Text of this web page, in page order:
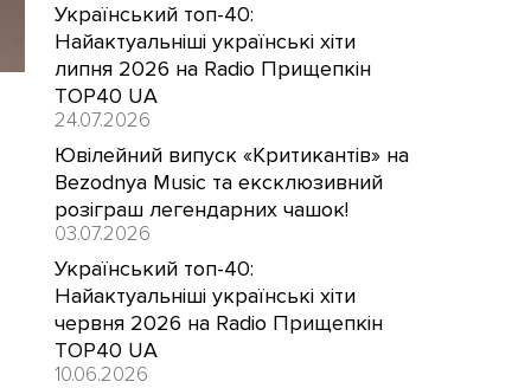
Український топ-40:
Найактуальніші українські хіти
липня 2026 на Radio Прищепкін
TOP40 UA
24.07.2026
Ювілейний випуск «Критикантів» на
Bezodnya Music та ексклюзивний
розіграш легендарних чашок!
03.07.2026
Український топ-40:
Найактуальніші українські хіти
червня 2026 на Radio Прищепкін
TOP40 UA
10.06.2026